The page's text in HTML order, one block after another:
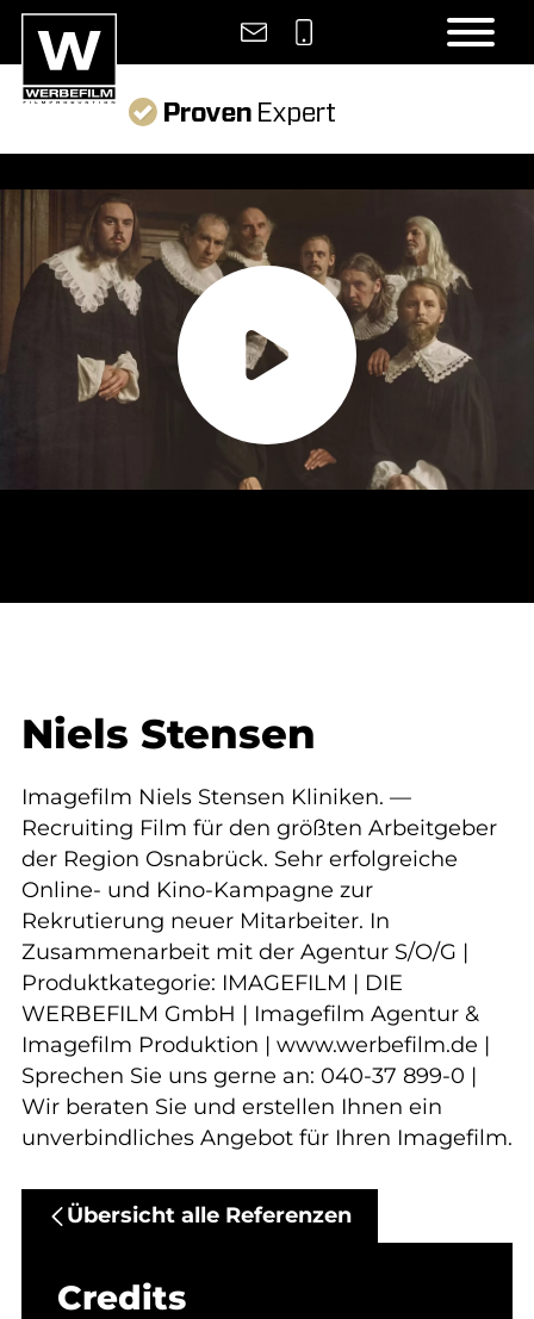
Niels Stensen
Imagefilm Niels Stensen Kliniken. —
Recruiting Film für den größten Arbeitgeber
der Region Osnabrück. Sehr erfolgreiche
Online- und Kino-Kampagne zur
Rekrutierung neuer Mitarbeiter. In
Zusammenarbeit mit der Agentur S/O/G |
Produktkategorie: IMAGEFILM | DIE
WERBEFILM GmbH | Imagefilm Agentur &
Imagefilm Produktion | www.werbefilm.de |
Sprechen Sie uns gerne an: 040-37 899-0 |
Wir beraten Sie und erstellen Ihnen ein
unverbindliches Angebot für Ihren Imagefilm.
Übersicht alle Referenzen
Credits